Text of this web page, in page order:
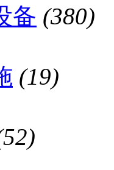
备 (380)
(19)